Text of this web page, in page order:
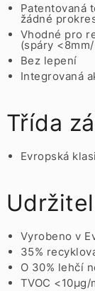
Patentovaná
žádné
Vhodné pro
(spáry
Bez lepení
Integrovaná
Třída
Evropská
Vyrobeno v
35%
O 30% lehčí
TVOC